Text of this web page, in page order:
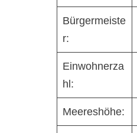
Bürgermeiste
r:
Einwohnerza
hl:
Meereshöhe: